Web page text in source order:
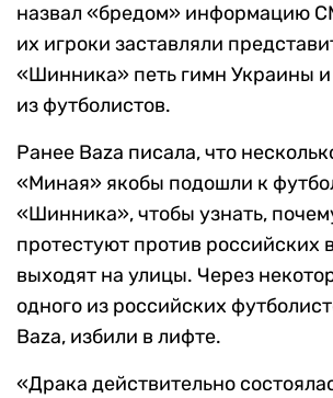
назвал «бредом» информацию
их игроки заставляли
«Шинника» петь гимн Украины и
из футболистов.
Ранее Baza писала, что
«Миная» якобы подошли к
«Шинника», чтобы узнать,
протестуют против российских
выходят на улицы. Через
одного из российских
Baza, избили в лифте.
«Драка действительно